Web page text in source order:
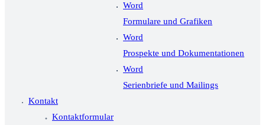
Word
Formulare und Grafiken
Word
Prospekte und Dokumentationen
Word
Serienbriefe und Mailings
Kontakt
Kontaktformular